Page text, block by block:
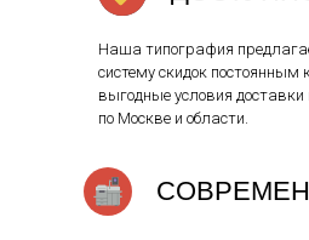
Наша типография
систему скидок
выгодные условия доставки
по Москве и области.